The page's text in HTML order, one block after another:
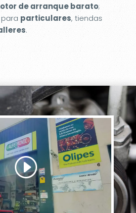
de arranque barato;
particulares, tiendas
.